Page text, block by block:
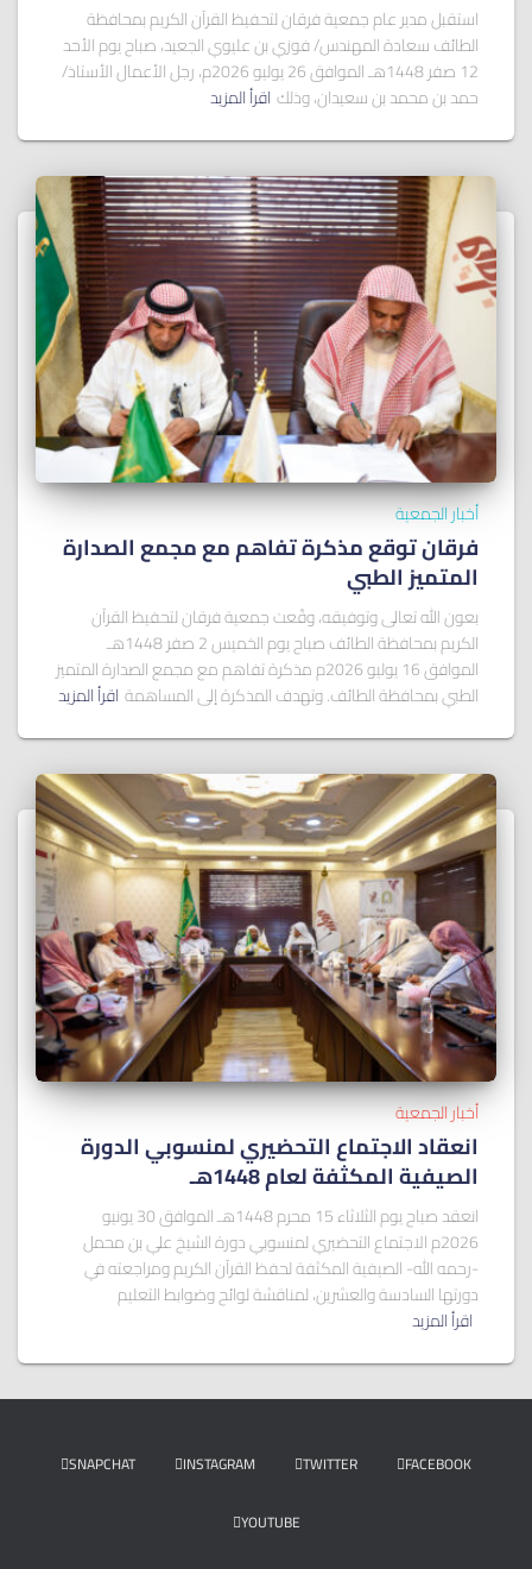
استقبل مدير عام جمعية فرقان لتحفيظ القرآن الكريم بمحافظة
الطائف سعادة المهندس/ فوزي بن عليوي الجعيد، صباح يوم الأحد
12 صفر 1448هـ الموافق 26 يوليو 2026م، رجل الأعمال الأستاذ/
حمد بن محمد بن سعيدان، وذلك اقرأ المزيد
أخبار الجمعية
فرقان توقع مذكرة تفاهم مع مجمع الصدارة
المتميز الطبي
بعون الله تعالى وتوفيقه، وقّعت جمعية فرقان لتحفيظ القرآن
الكريم بمحافظة الطائف صباح يوم الخميس 2 صفر 1448هـ
الموافق 16 يوليو 2026م مذكرة تفاهم مع مجمع الصدارة المتميز
الطبي بمحافظة الطائف. وتهدف المذكرة إلى المساهمة اقرأ المزيد
أخبار الجمعية
انعقاد الاجتماع التحضيري لمنسوبي الدورة
الصيفية المكثفة لعام 1448هـ
انعقد صباح يوم الثلاثاء 15 محرم 1448هـ الموافق 30 يونيو
2026م الاجتماع التحضيري لمنسوبي دورة الشيخ علي بن محمل
-رحمه الله- الصيفية المكثفة لحفظ القرآن الكريم ومراجعته في
دورتها السادسة والعشرين، لمناقشة لوائح وضوابط التعليم
اقرأ المزيد
FACEBOOK
TWITTER
INSTAGRAM
SNAPCHAT
YOUTUBE